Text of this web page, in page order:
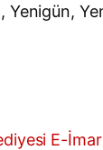
Yenigün,
E-